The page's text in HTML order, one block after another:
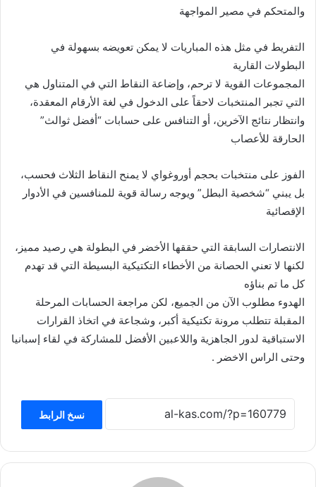
والمتحكم في مصير المواجهة
التفريط في مثل هذه المباريات لا يمكن تعويضه بسهولة في
البطولات القارية
المجموعات القوية لا ترحم، وإضاعة النقاط التي في المتناول هي
التي تجبر المنتخبات لاحقاً على الدخول في لغة الأرقام المعقدة،
وانتظار نتائج الآخرين، أو التنافس على حسابات “أفضل ثوالث”
الحارقة للأعصاب
الفوز على منتخبات بحجم أوروغواي لا يمنح النقاط الثلاث فحسب،
بل يبني “شخصية البطل” ويوجه رسالة قوية للمنافسين في الأدوار
الإقصائية
الانتصارات السابقة التي حققها الأخضر في البطولة هي رصيد مميز،
لكنها لا تعني الحصانة من الأخطاء التكتيكية البسيطة التي قد تهدم
كل ما تم بناؤه
الهدوء مطلوب الآن من الجميع، لكن مراجعة الحسابات المرحلة
المقبلة تتطلب مرونة تكتيكية أكبر، وشجاعة في اتخاذ القرارات
الاستباقية لدور الجاهزية واللاعبين الأفضل للمشاركة في لقاء إسبانيا
وحتى الراس الاخضر .
نسخ الرابط